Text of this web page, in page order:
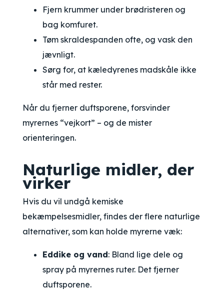
Fjern krummer under brødristeren og
bag komfuret.
Tøm skraldespanden ofte, og vask den
jævnligt.
Sørg for, at kæledyrenes madskåle ikke
står med rester.
Når du fjerner duftsporene, forsvinder
myrernes “vejkort” – og de mister
orienteringen.
Naturlige midler, der
virker
Hvis du vil undgå kemiske
bekæmpelsesmidler, findes der flere naturlige
alternativer, som kan holde myrerne væk:
Eddike og vand: Bland lige dele og
spray på myrernes ruter. Det fjerner
duftsporene.